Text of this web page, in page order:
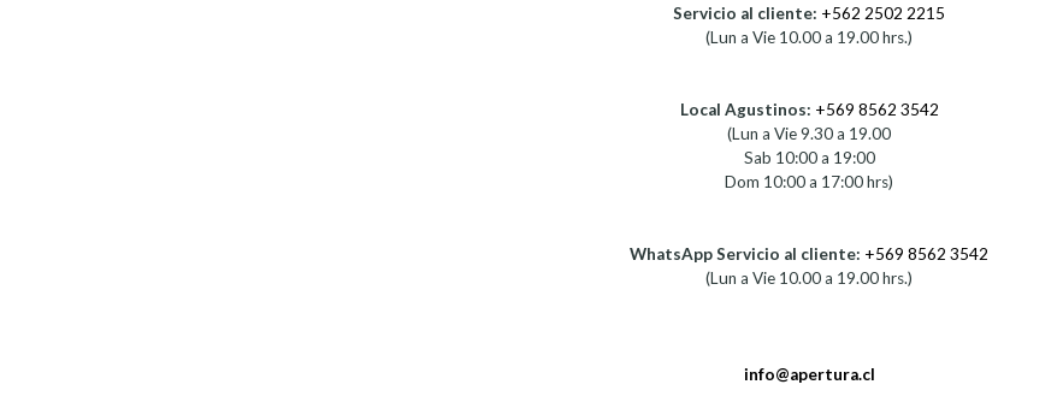
Servicio al cliente: +562 2502 2215
(Lun a Vie 10.00 a 19.00 hrs.)
Local Agustinos: +569 8562 3542
(Lun a Vie 9.30 a 19.00
Sab 10:00 a 19:00
Dom 10:00 a 17:00 hrs)
WhatsApp Servicio al cliente: +569 8562 3542
(Lun a Vie 10.00 a 19.00 hrs.)
info@apertura.cl